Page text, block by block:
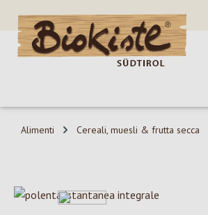
al contenuto principale
Salta alla ricerca
Passa alla navigazione principale
Alimenti Cereali, muesli & frutta secca
Salta la galleria di immagini